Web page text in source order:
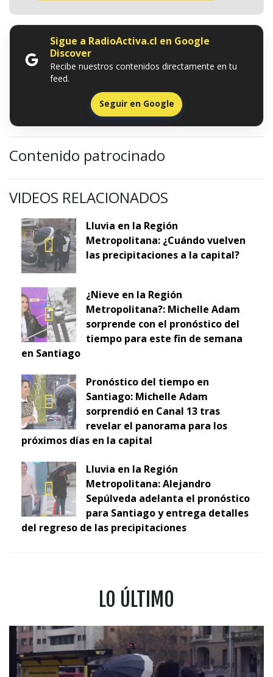
Sigue a RadioActiva.cl en Google
Discover
Recibe nuestros contenidos directamente en tu
feed.
Seguir en Google
Contenido patrocinado
VIDEOS RELACIONADOS
Lluvia en la Región
Metropolitana: ¿Cuándo vuelven
las precipitaciones a la capital?
¿Nieve en la Región
Metropolitana?: Michelle Adam
sorprende con el pronóstico del
tiempo para este fin de semana
en Santiago
Pronóstico del tiempo en
Santiago: Michelle Adam
sorprendió en Canal 13 tras
revelar el panorama para los
próximos días en la capital
Lluvia en la Región
Metropolitana: Alejandro
Sepúlveda adelanta el pronóstico
para Santiago y entrega detalles
del regreso de las precipitaciones
LO ÚLTIMO